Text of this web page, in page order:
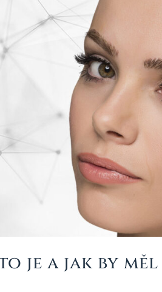
je a jak by měl